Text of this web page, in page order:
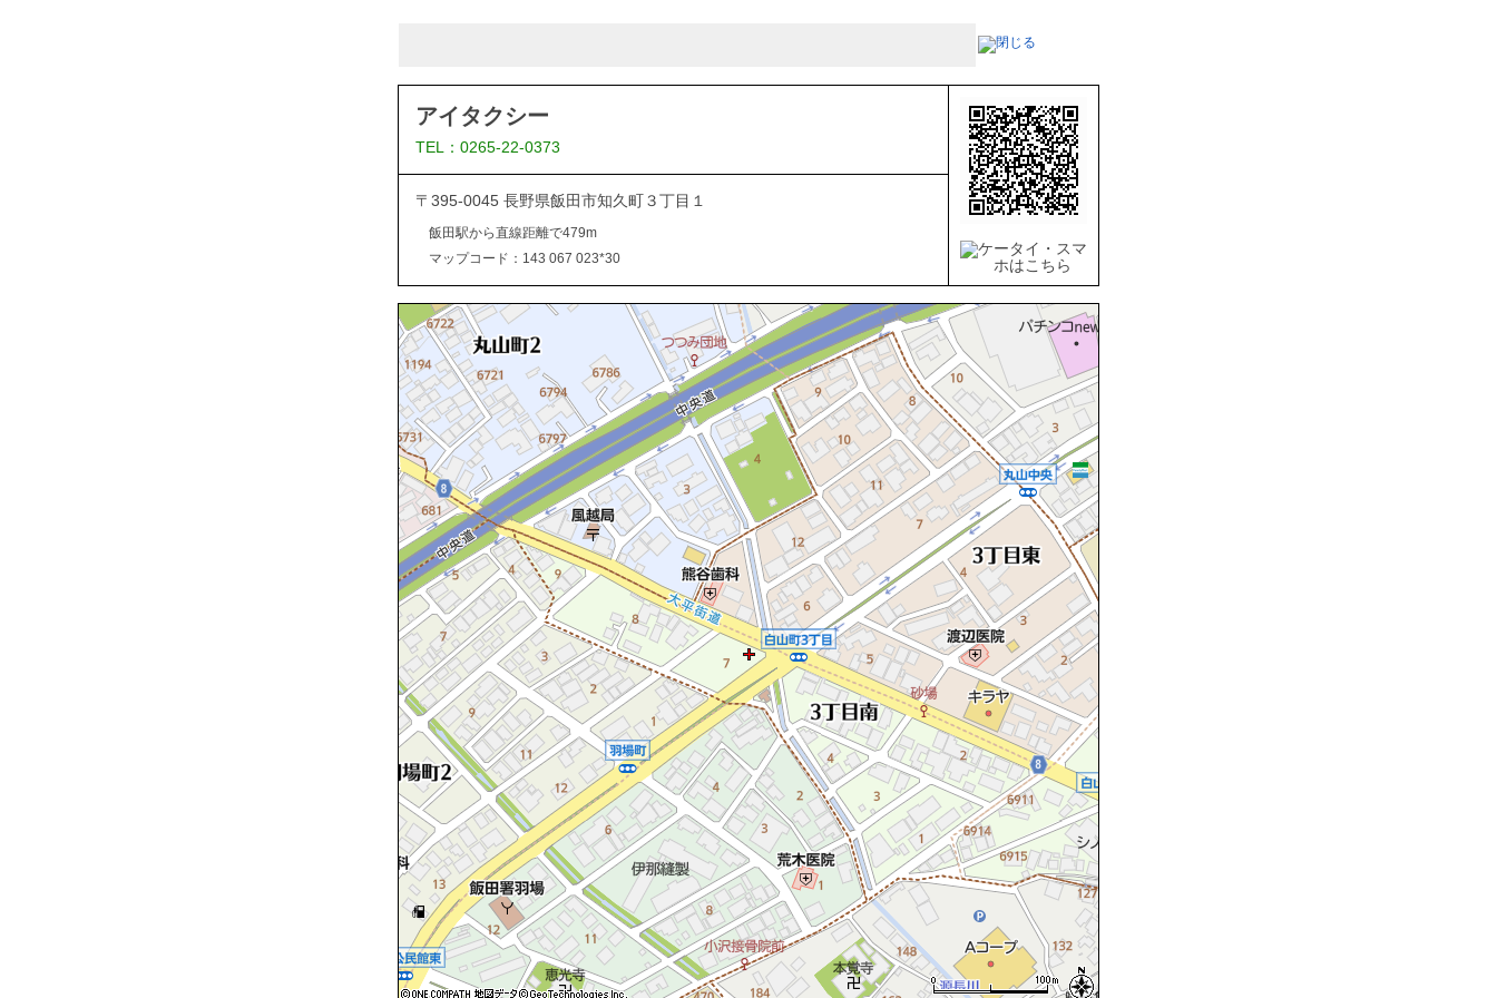
アイタクシー
TEL：0265-22-0373
〒395-0045 長野県飯田市知久町３丁目１
飯田駅から直線距離で479m
マップコード：143 067 023*30